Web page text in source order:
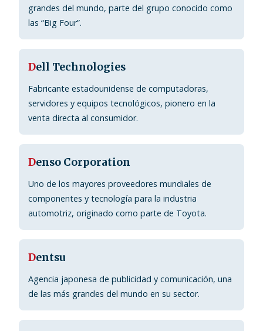
grandes del mundo, parte del grupo conocido como
las “Big Four”.
Dell Technologies
Fabricante estadounidense de computadoras,
servidores y equipos tecnológicos, pionero en la
venta directa al consumidor.
Denso Corporation
Uno de los mayores proveedores mundiales de
componentes y tecnología para la industria
automotriz, originado como parte de Toyota.
Dentsu
Agencia japonesa de publicidad y comunicación, una
de las más grandes del mundo en su sector.